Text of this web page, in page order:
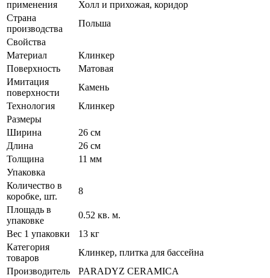
применения
Холл и прихожая, коридор
Страна
производства
Польша
Свойства
Материал
Клинкер
Поверхность
Матовая
Имитация
поверхности
Камень
Технология
Клинкер
Размеры
Ширина
26 см
Длина
26 см
Толщина
11 мм
Упаковка
Количество в
коробке, шт.
8
Площадь в
упаковке
0.52 кв. м.
Вес 1 упаковки
13 кг
Категория
товаров
Клинкер, плитка для бассейна
Производитель
PARADYZ CERAMICA